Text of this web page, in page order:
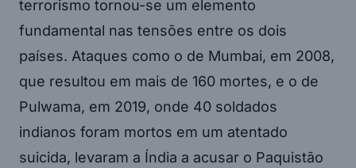
terrorismo tornou-se um elemento
fundamental nas tensões entre os dois
países. Ataques como o de Mumbai, em 2008,
que resultou em mais de 160 mortes, e o de
Pulwama, em 2019, onde 40 soldados
indianos foram mortos em um atentado
suicida, levaram a Índia a acusar o Paquistão